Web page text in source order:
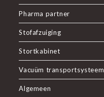
Pharma partner
Stofafzuiging
Stortkabinet
Vacuüm transportsysteem
Algemeen